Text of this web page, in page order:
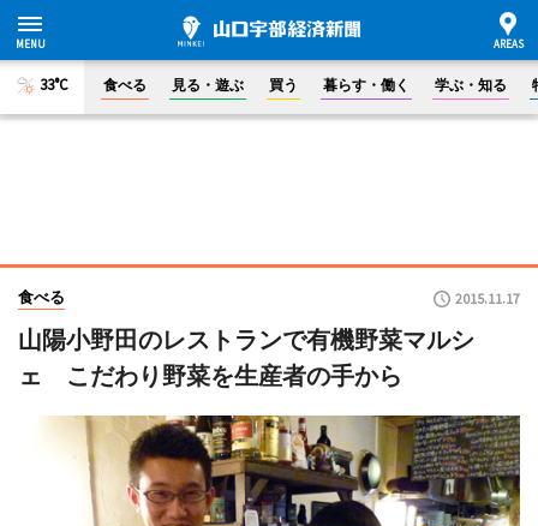
33°C 食べる 見る・遊ぶ 買う 暮らす・働く 学ぶ・知る
食べる 2015.11.17
山陽小野田のレストランで有機野菜マルシ
ェ こだわり野菜を生産者の手から